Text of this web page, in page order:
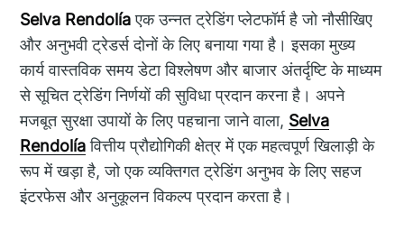
Selva Rendolíaएक उन्नत ट्रेडिंग प्लेटफॉर्म है जो नौसीखिए
और अनुभवी ट्रेडर्स दोनों के लिए बनाया गया है। इसका मुख्य
कार्य वास्तविक समय डेटा विश्लेषण और बाजार अंतर्दृष्टि के माध्यम
से सूचित ट्रेडिंग निर्णयों की सुविधा प्रदान करना है। अपने
मजबूत सुरक्षा उपायों के लिए पहचाना जाने वाला, Selva
Rendolíaवित्तीय प्रौद्योगिकी क्षेत्र में एक महत्वपूर्ण खिलाड़ी के
रूप में खड़ा है, जो एक व्यक्तिगत ट्रेडिंग अनुभव के लिए सहज
इंटरफेस और अनुकूलन विकल्प प्रदान करता है।